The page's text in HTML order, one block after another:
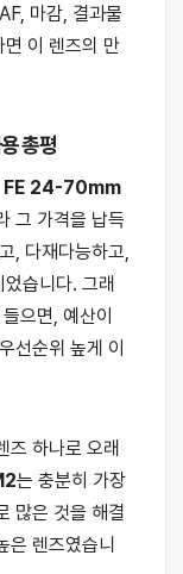
마감, 결과물
면 이 렌즈의 만
총평
FE 24-70mm
그 가격을 납득
, 다재다능하고,
습니다. 그래
으면, 예산이
선순위 높게 이
즈 하나로 오래
는 충분히 가장
많은 것을 해결
은 렌즈였습니